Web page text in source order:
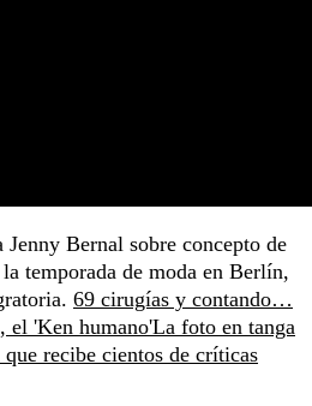
Bernal sobre concepto de
temporada de moda en Berlín,
69 cirugías y contando…
el 'Ken humano'La foto en tanga
recibe cientos de críticas